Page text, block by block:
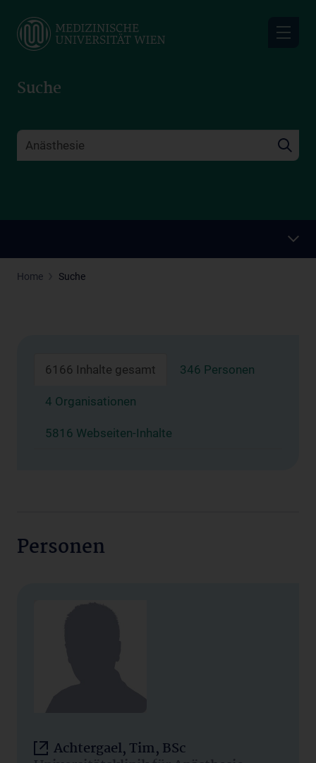
main
Suche
Home Suche
6166 Inhalte gesamt 346 Personen
4 Organisationen
5816 Webseiten-Inhalte
Personen
Achtergael, Tim, BSc